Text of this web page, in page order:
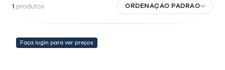
1 produtos ORDENAÇÃO PADRÃO
Faça login para ver preços